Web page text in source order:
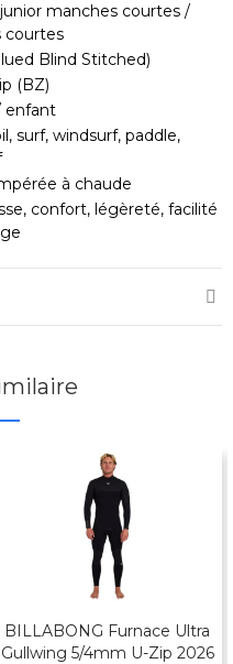
manches courtes /
courtes
Blind Stitched)
(BZ)
enfant
surf, windsurf, paddle,
à chaude
confort, légèreté, facilité
BILLABONG Furnace Ultra
Gullwing 5/4mm U-Zip 2026